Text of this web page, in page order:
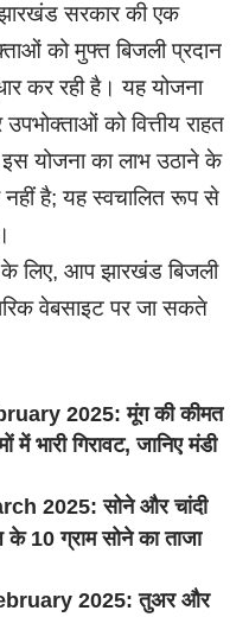
सरकार की एक
को मुफ्त बिजली प्रदान
कर रही है। यह योजना
को वित्तीय राहत
योजना का लाभ उठाने के
है; यह स्वचालित रूप से
के लिए, आप झारखंड बिजली
वेबसाइट पर जा सकते
2025: मूंग की कीमत
भारी गिरावट, जानिए मंडी
2025: सोने और चांदी
10 ग्राम सोने का ताजा
2025: तुअर और